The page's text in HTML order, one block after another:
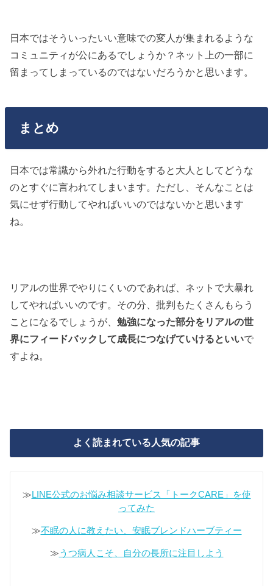
日本ではそういったいい意味での変人が集まれるような
コミュニティが公にあるでしょうか？ネット上の一部に
留まってしまっているのではないだろうかと思います。
まとめ
日本では常識から外れた行動をすると大人としてどうな
のとすぐに言われてしまいます。ただし、そんなことは
気にせず行動してやればいいのではないかと思います
ね。
リアルの世界でやりにくいのであれば、ネットで大暴れ
してやればいいのです。その分、批判もたくさんもらう
ことになるでしょうが、勉強になった部分をリアルの世
界にフィードバックして成長につなげていけるといいで
すよね。
よく読まれている人気の記事
≫ LINE公式のお悩み相談サービス「トークCARE」を使
ってみた
≫不眠の人に教えたい、安眠ブレンドハーブティー
≫うつ病人こそ、自分の長所に注目しよう